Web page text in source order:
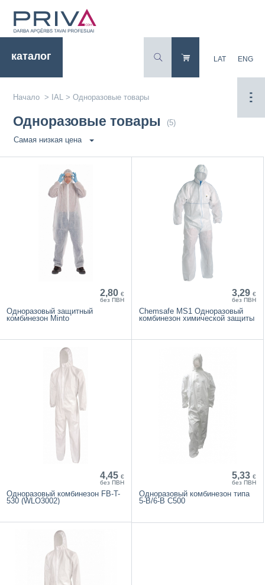
каталог LAT ENG
Начало > IAL > Одноразовые товары
Одноразовые товары
(5)
Самая низкая цена
2,80 €
без ПВН
Одноразовый защитный
комбинезон Minto
3,29 €
без ПВН
Chemsafe MS1 Одноразовый
комбинезон химической защиты
4,45 €
без ПВН
Одноразовый комбинезон FB-T-
530 (WLO3002)
5,33 €
без ПВН
Одноразовый комбинезон типа
5-B/6-B C500